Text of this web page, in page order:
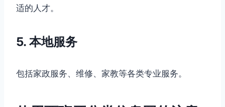
适的人才。
5. 本地服务
包括家政服务、维修、家教等各类专业服务。